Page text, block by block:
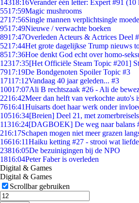
14318:16Verander één letter: Expert #91 (10
5517:59Magic mushrooms
2717:56Single mannen verplichtsingle
9517:49Nieuwe / verwachte boeken
8917:47Overleden Acteurs & Actrices Deel
5217:44Het grote dagelijkse Trump nieuws
8517:36Hoe denkt God echt over homo-
12317:35[Het Officiële Steam Topic #201]
7917:19De Bondgenoten Spoiler Topic #3
17117:12Vandaag 40 jaar geleden... #3
10017:07Ali B rechtszaak #26 - Ali de
2216:42Meer dan helft van verkochte auto's
7616:41Huisarts doet haar werk onder
10516:34[Breien] Deel 21, met zomerbreisels
11316:24[DAGBOEK] De weg naar balans
216:17Schapen mogen niet meer grazen
16616:11Haiku ketting #27 - strooi wat liefde
23816:05De bezuinigingen bij de NPO
1816:04Peter Faber is overleden
Digital & Games
Digital & Games
Scrollbar gebruiken